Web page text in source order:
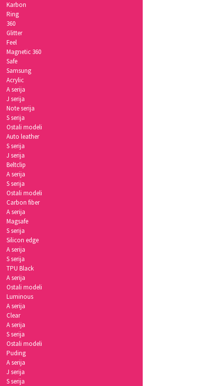
Karbon
Ring
360
Glitter
Feel
Magnetic 360
Safe
Samsung
Acrylic
A serija
J serija
Note serija
S serija
Ostali modeli
Auto leather
S serija
J serija
Beltclip
A serija
S serija
Ostali modeli
Carbon fiber
A serija
Magsafe
S serija
Silicon edge
A serija
S serija
TPU Black
A serija
Ostali modeli
Luminous
A serija
Clear
A serija
S serija
Ostali modeli
Puding
A serija
J serija
S serija